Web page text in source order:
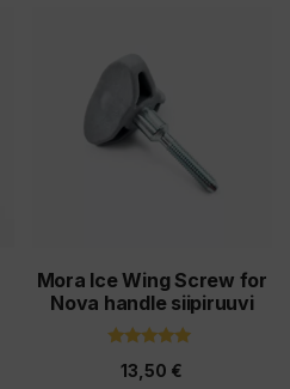
Mora Ice Wing Screw for
Nova handle siipiruuvi
5:stä
13,50 €